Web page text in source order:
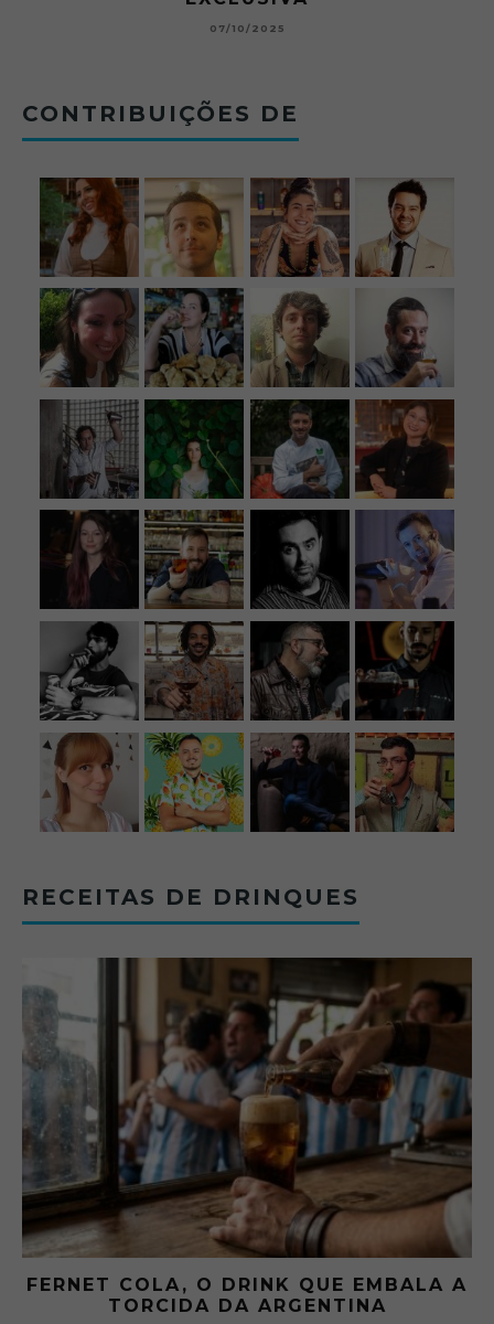
CONTRIBUIÇÕES DE
RECEITAS DE DRINQUES
GIBSON: O PICLES QUE MUDOU A
HISTÓRIA DOS MARTINI